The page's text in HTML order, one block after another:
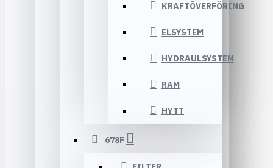
KRAFTÖVERFÖRING
ELSYSTEM
HYDRAULSYSTEM
RAM
HYTT
678F